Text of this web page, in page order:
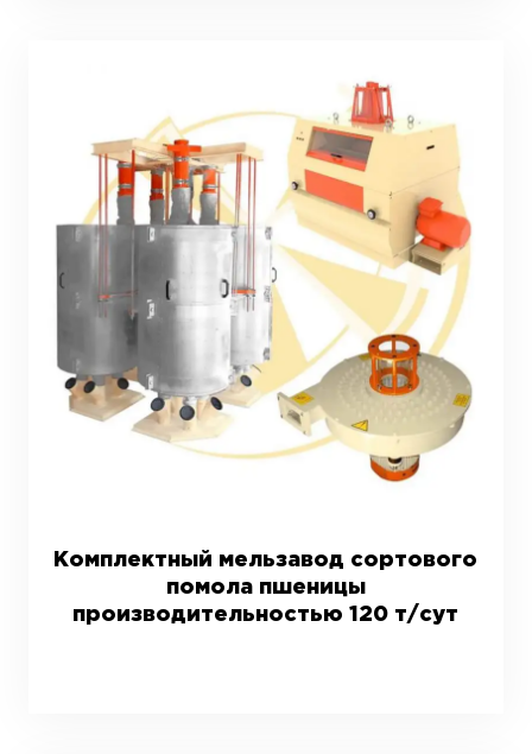
Комплектный мельзавод сортового
помола пшеницы
производительностью 120 т/сут